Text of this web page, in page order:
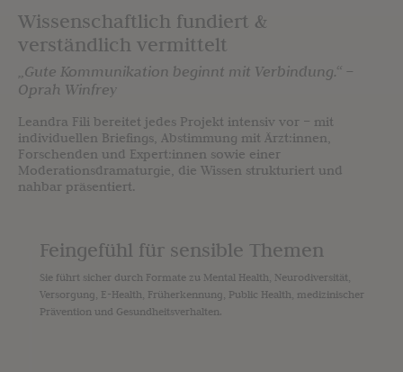
Wissenschaftlich fundiert &
verständlich vermittelt
„Gute Kommunikation beginnt mit Verbindung.“ –
Oprah Winfrey
Leandra Fili bereitet jedes Projekt intensiv vor – mit
individuellen Briefings, Abstimmung mit Ärzt:innen,
Forschenden und Expert:innen sowie einer
Moderationsdramaturgie, die Wissen strukturiert und
nahbar präsentiert.
Feingefühl für sensible Themen
Sie führt sicher durch Formate zu Mental Health, Neurodiversität,
Versorgung, E-Health, Früherkennung, Public Health, medizinischer
Prävention und Gesundheitsverhalten.